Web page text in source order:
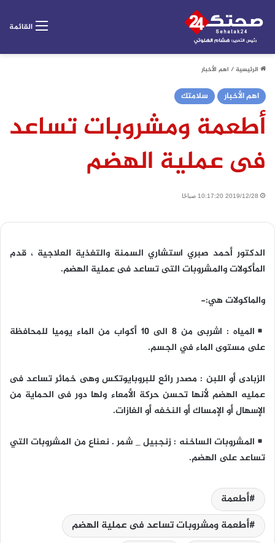
القائمة
الرئيسية/ اهم الأخبار
اهم الأخبار سلامتك
أطعمة ومشروبات تساعد
فى عملية الهضم
2019/12/28 10:17:20 صباحًا
الدكتور أحمد صبري استشاري السمنة والتغذية العلاجية ، قدم
المأكولات والمشروبات التى تساعد فى عملية الهضم.
والماكولات هي:-
المياه : اشربى من 8 الى 10 أكواب من الماء يوميا للمحافظة
على مستوى الماء في الجسم.
الزبادى أو اللبن : مصدر رائع للبروبايوتكس وهى خمائر تساعد فى
عمليه الهضم لأنها تحسن حركة الأمعاء ولها دور فى الحماية من
الإسهال أو الإمساك أو النخفه أو الغازات.
المشروبات الساخنه : زنجبيل _ شمر . نعناع من المشروبات التي
تساعد على الهضم.
أطعمة
أطعمة ومشروبات تساعد فى عملية الهضم